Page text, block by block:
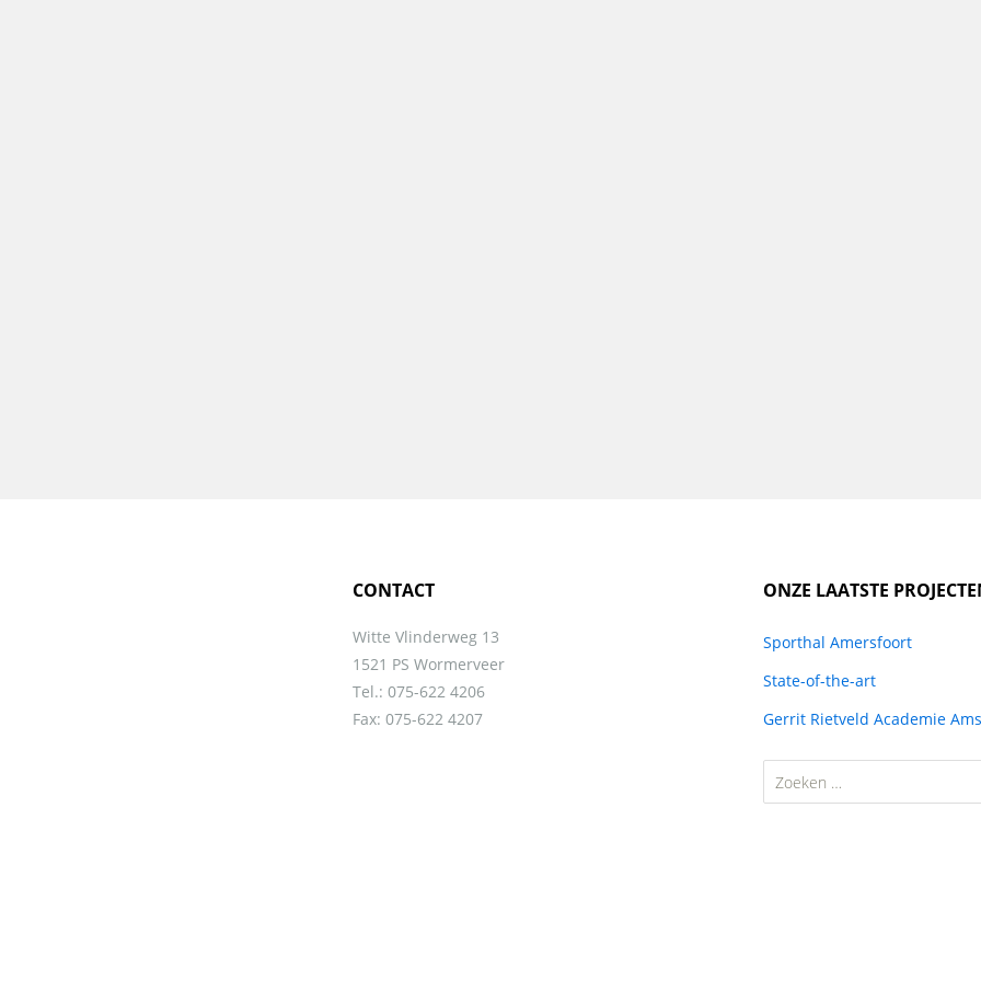
CONTACT
Witte Vlinderweg 13
1521 PS Wormerveer
Tel.: 075-622 4206
Fax: 075-622 4207
ONZE LAATSTE
Sporthal Amersfoort
State-of-the-art
Gerrit Rietveld Academie
Zoeken
naar: